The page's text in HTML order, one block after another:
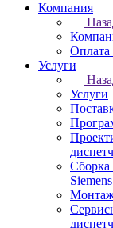
Компания
Оплата
Услуги
Услуги
Сборка